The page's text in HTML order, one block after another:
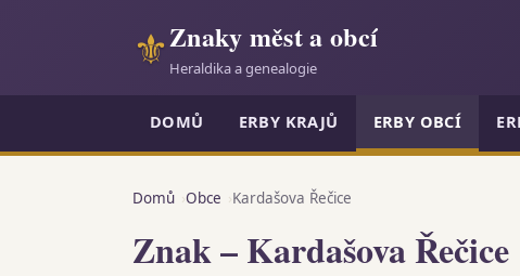
⚜Znaky měst a obcí
Heraldika a genealogie
DOMŮ ERBY KRAJŮ ERBY OBCÍ
Domů Obce Kardašova Řečice
Znak – Kardašova Řečice